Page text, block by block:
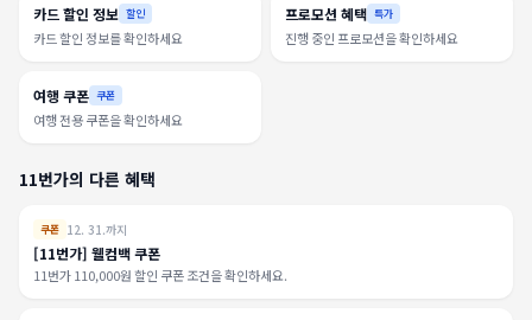
카드 할인 정보 할인
카드 할인 정보를 확인하세요
프로모션 혜택 특가
진행 중인 프로모션을 확인하세요
여행 쿠폰 쿠폰
여행 전용 쿠폰을 확인하세요
11번가의 다른 혜택
쿠폰 12. 31.까지
[11번가] 웰컴백 쿠폰
11번가 110,000원 할인 쿠폰 조건을 확인하세요.